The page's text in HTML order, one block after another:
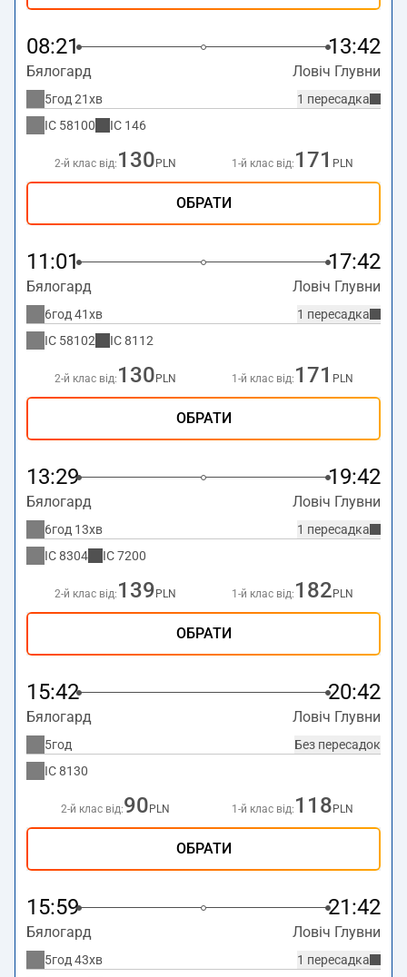
08:21 13:42
Бялогард Ловіч Глувни
1 пересадка
5год 21хв
IC 58100 IC 146
2-й клас від: 130 PLN 1-й клас від: 171 PLN
ОБРАТИ
11:01 17:42
Бялогард Ловіч Глувни
1 пересадка
6год 41хв
IC 58102 IC8112
2-й клас від: 130 PLN 1-й клас від: 171 PLN
ОБРАТИ
13:29 19:42
Бялогард Ловіч Глувни
1 пересадка
6год 13хв
IC8304 IC7200
2-й клас від: 139 PLN 1-й клас від: 182 PLN
ОБРАТИ
15:42 20:42
Бялогард Ловіч Глувни
Без пересадок
5год
IC8130
2-й клас від:90 PLN 1-й клас від: 118 PLN
ОБРАТИ
15:59 21:42
Бялогард Ловіч Глувни
1 пересадка
5год 43хв